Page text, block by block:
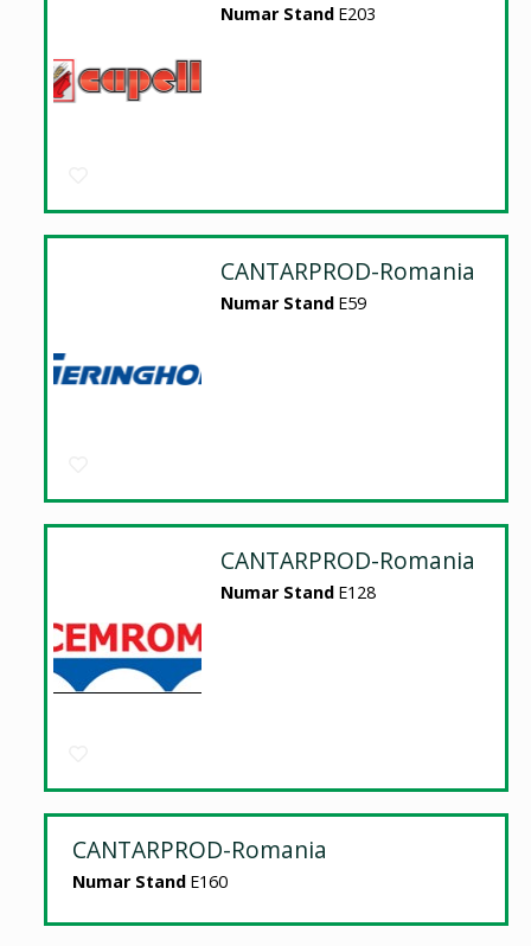
Numar Stand E203
CANTARPROD-Romania
Numar Stand E59
CANTARPROD-Romania
Numar Stand E128
CANTARPROD-Romania
Numar Stand E160